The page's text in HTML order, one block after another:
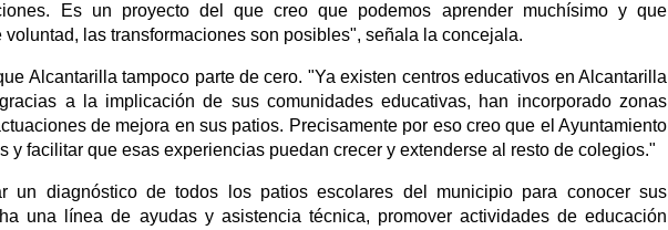
Es un proyecto del que creo que podemos aprender muchísimo y que
las transformaciones son posibles", señala la concejala.
Alcantarilla tampoco parte de cero. "Ya existen centros educativos en Alcantarilla
a la implicación de sus comunidades educativas, han incorporado zonas
de mejora en sus patios. Precisamente por eso creo que el Ayuntamiento
y facilitar que esas experiencias puedan crecer y extenderse al resto de colegios."
un diagnóstico de todos los patios escolares del municipio para conocer sus
una línea de ayudas y asistencia técnica, promover actividades de educación